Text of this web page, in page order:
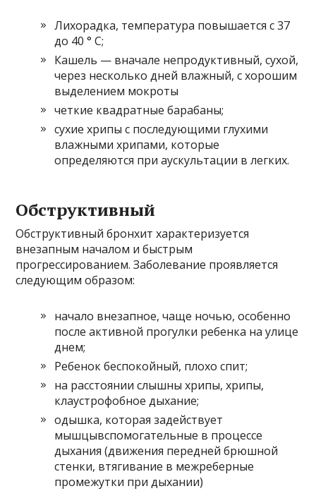
Лихорадка, температура повышается с 37
до 40 ° С;
Кашель — вначале непродуктивный, сухой,
через несколько дней влажный, с хорошим
выделением мокроты
четкие квадратные барабаны;
сухие хрипы с последующими глухими
влажными хрипами, которые
определяются при аускультации в легких.
Обструктивный
Обструктивный бронхит характеризуется
внезапным началом и быстрым
прогрессированием. Заболевание проявляется
следующим образом:
начало внезапное, чаще ночью, особенно
после активной прогулки ребенка на улице
днем;
Ребенок беспокойный, плохо спит;
на расстоянии слышны хрипы, хрипы,
клаустрофобное дыхание;
одышка, которая задействует
мышцывспомогательные в процессе
дыхания (движения передней брюшной
стенки, втягивание в межреберные
промежутки при дыхании)